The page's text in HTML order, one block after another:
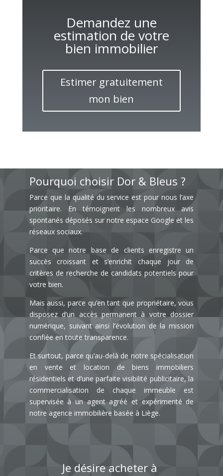
Demandez une
estimation de votre
bien immobilier
Estimer gratuitement
mon bien
Pourquoi choisir Dor & Bleus ?
Parce que la qualité du service est pour nous l’axe
prioritaire. En témoignent les nombreux avis
spontanés déposés sur notre espace Google et les
réseaux sociaux.
Parce que notre base de clients enregistre un
succès croissant et s’enrichit chaque jour de
critères de recherche de candidats potentiels pour
votre bien.
Mais aussi, parce qu’en tant que propriétaire, vous
disposez d’un accès permanent à votre dossier
numérique, suivant ainsi l’évolution de la mission
confiée en toute transparence.
Et surtout, parce qu’au-delà de notre spécialisation
en vente et location de biens immobiliers
résidentiels et d’une parfaite visibilité publicitaire, la
commercialisation de chaque immeuble est
supervisée à un agent agréé et expérimenté de
notre agence immobilière basée à Liège.
Je désire acheter à